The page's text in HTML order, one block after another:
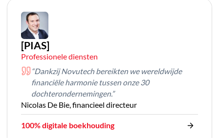
[PIAS]
Professionele diensten
“Dankzij Novutech bereikten we wereldwijde
financiële harmonie tussen onze 30
dochterondernemingen.”
Nicolas De Bie, financieel directeur
100% digitale boekhouding